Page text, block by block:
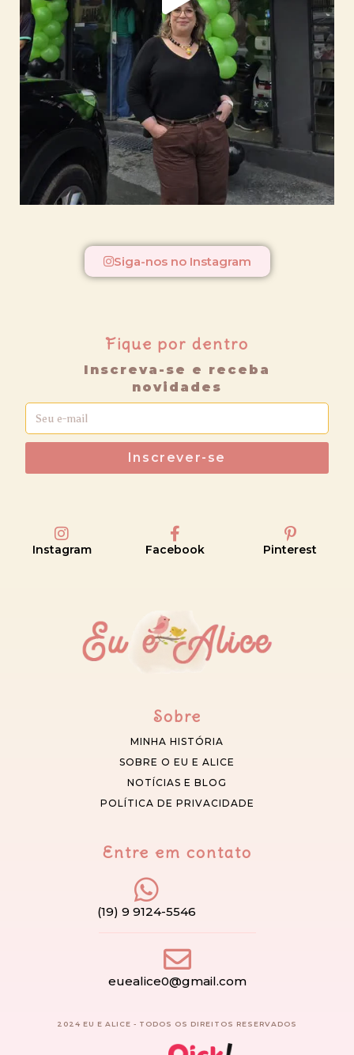
Siga-nos no Instagram
Fique por dentro
Inscreva-se e receba
novidades
Inscrever-se
Instagram Facebook Pinterest
Sobre
MINHA HISTÓRIA
SOBRE O EU E ALICE
NOTÍCIAS E BLOG
POLÍTICA DE PRIVACIDADE
Entre em contato
(19) 9 9124-5546
euealice0@gmail.com
2024 EU E ALICE - TODOS OS DIREITOS RESERVADOS